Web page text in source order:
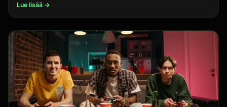
Lue lisää →